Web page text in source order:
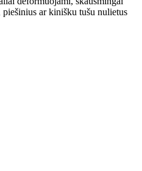
ar kinišku tušu nulietus